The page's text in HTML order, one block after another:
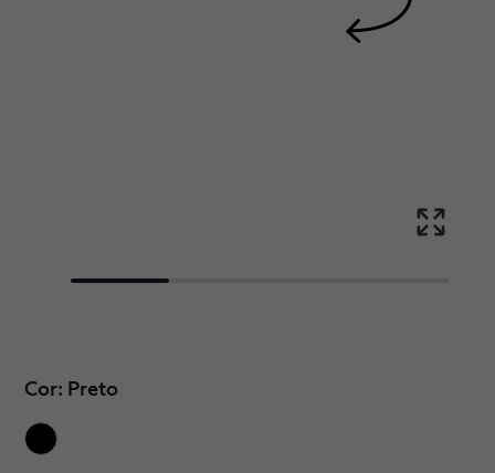
Cor: Preto